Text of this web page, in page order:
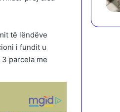
të lëndëve
i fundit u
parcela me